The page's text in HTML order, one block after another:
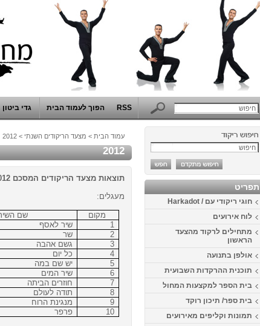
RSS הפוך לעמוד הבית גדי ביטון
תפריט
חוגי ריקודי עם / Harkadot
לוח אירועים
מתחילים לרקוד מהצעד
הראשון
אולפן בתנועה
תוכנית ההרקדות השבועית
בית הספר למקצעות המחול
בית ספר/ תיכון רוקד
תמונות וקליפים מאירועים
עמוד הבית > מצעד הריקודים השנתי >
2012
2012
תוצאות מצעד הריקודים המסכם 2012 - אוניברסיטת ת"א - 10.1.13 - בשיתוף רשת ג'
מעגלים:
מקום שם
1
שיר לאסף
2
שר
3
גשם אהבה
4
כל יום
5
יש שם במה
6
שיר המים
7
חוזרים הביתה
8
תודה לעולם
9
מנגינת הרוח
10
פרפר